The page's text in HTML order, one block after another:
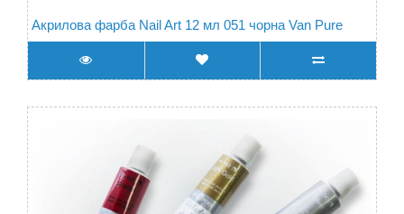
Акрилова фарба Nail Art 12 мл 051 чорна Van Pure